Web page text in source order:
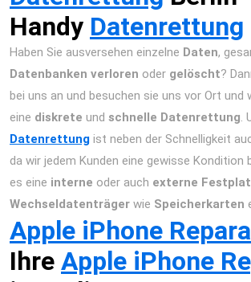
Handy Datenrettung
Haben Sie ausversehen einzelne Daten,
Datenbanken verloren oder gelöscht?
bei uns an und besuchen sie uns vor Ort und
eine diskrete und schnelle Datenrettung.
Datenrettung ist neben der Schnelligkeit
da wir jedem Kunden eine gewisse Kondition
es eine interne oder auch externe
Wechseldatenträger wie Speicherkarten
Apple iPhone
Ihre Apple iPhone